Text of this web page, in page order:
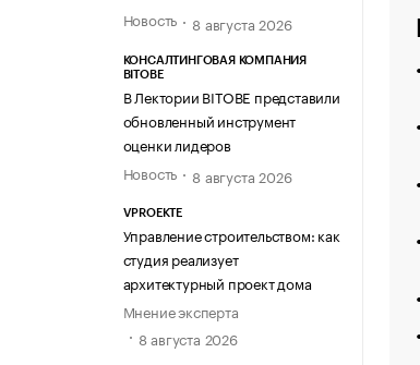
Новость
8 августа 2026
КОНСАЛТИНГОВАЯ КОМПАНИЯ
BITOBE
В Лектории BITOBE представили
обновленный инструмент
оценки лидеров
Новость
8 августа 2026
VPROEKTE
Управление строительством: как
студия реализует
архитектурный проект дома
Мнение эксперта
8 августа 2026